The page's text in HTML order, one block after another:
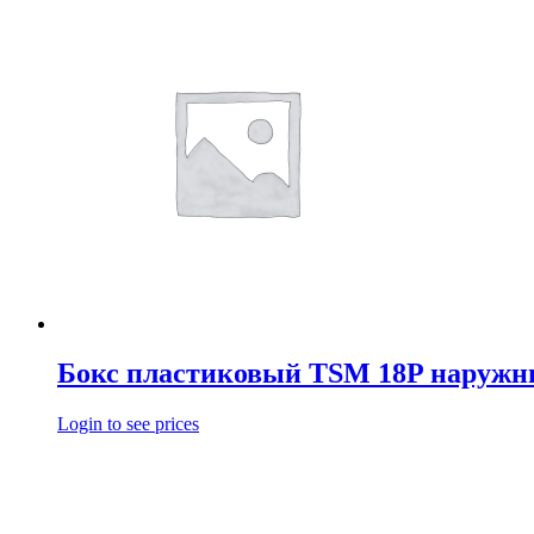
Бокс пластиковый TSM 18P
Login to see prices